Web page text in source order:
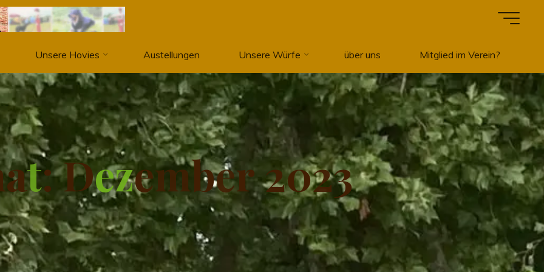
Unsere Hovies Austellungen Unsere Würfe über uns Mitglied im Verein?
at:Dezember2023